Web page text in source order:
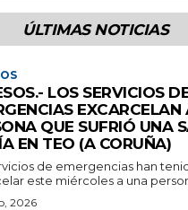
ÚLTIMAS NOTICIAS
LOS SERVICIOS
EXCARCELAN
QUE SUFRIÓ UNA
EN TEO (A CORUÑA)
de emergencias han
este miércoles a una
2026